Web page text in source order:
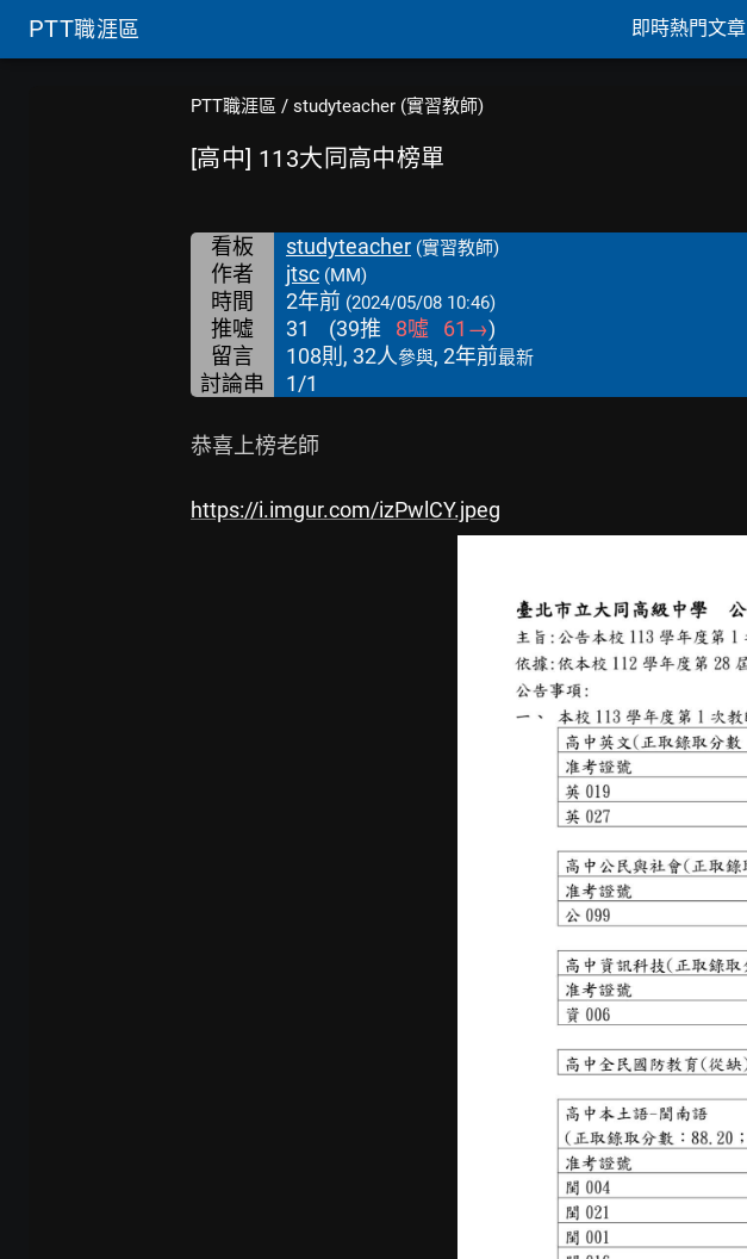
PTT職涯區 即時熱門文章
PTT職涯區 / studyteacher (實習教師)
[高中] 113大同高中榜單
看板 studyteacher (實習教師)
作者 jtsc (MM)
時間 2年前 (2024/05/08 10:46)
推噓 31 (39推 8噓 61 →)
留言
108則, 32人參與, 2年前最新
討論串 1/1
恭喜上榜老師
https://i.imgur.com/izPwlCY.jpeg